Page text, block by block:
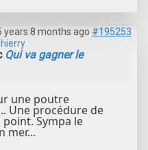
years 8 months ago #195253
Qui va gagner le
une poutre
Une procédure de
Sympa le
mer...